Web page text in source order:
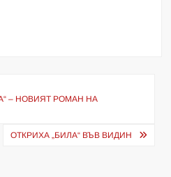
– НОВИЯТ РОМАН НА
ОТКРИХА „БИЛА“ ВЪВ ВИДИН